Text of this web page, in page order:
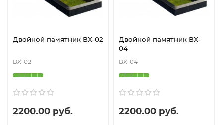
Двойной памятник ВX-02
ВX-02
2200.00 руб.
Двойной памятник ВX-
04
ВX-04
2200.00 руб.